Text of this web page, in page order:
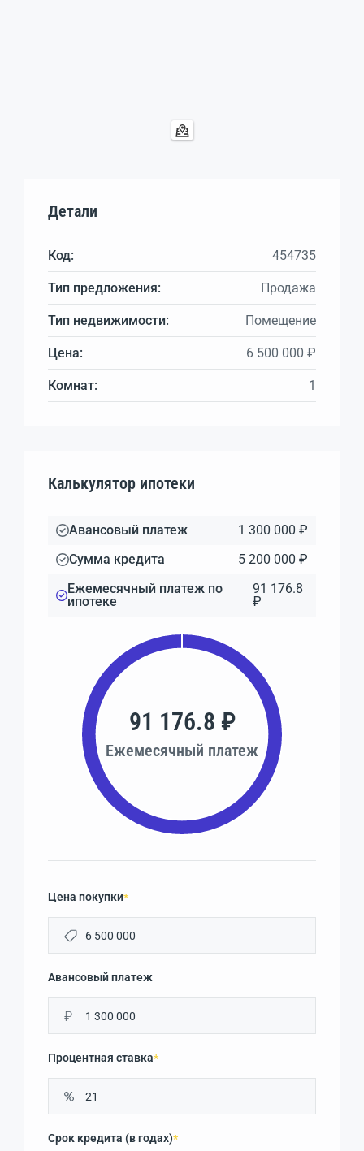
Детали
Код: 454735
Тип предложения: Продажа
Тип недвижимости: Помещение
Цена: 6 500 000 ₽
Комнат: 1
Калькулятор ипотеки
Авансовый платеж
1 300 000 ₽
Сумма кредита
5 200 000 ₽
Ежемесячный платеж по
ипотеке
91 176.8
₽
91 176.8 ₽
Ежемесячный платеж
Цена покупки*
Авансовый платеж
₽
Процентная ставка*
Срок кредита (в годах)*